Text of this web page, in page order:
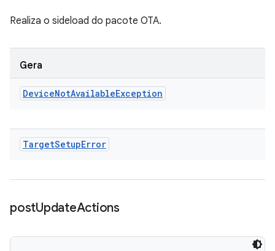
Realiza o sideload do pacote OTA.
Gera
DeviceNotAvailableException
TargetSetupError
postUpdateActions